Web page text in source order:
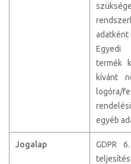
adatként
Egyedi
termék
kívánt
logóra/
egyéb
Jogalap
GDPR